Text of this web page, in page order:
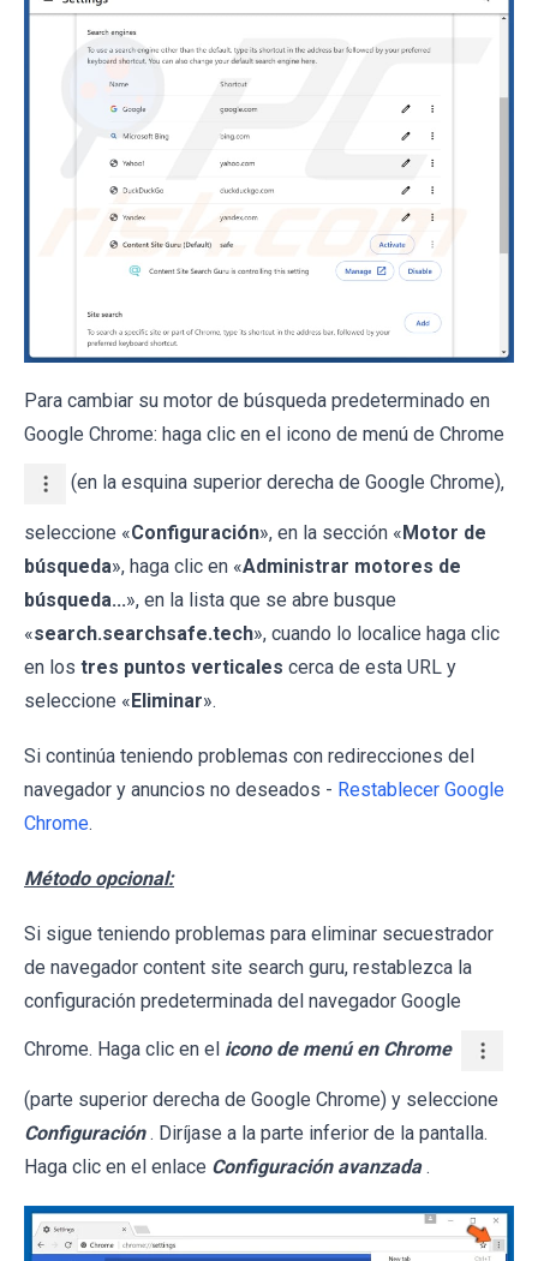
Para cambiar su motor de búsqueda predeterminado en
Google Chrome: haga clic en el icono de menú de Chrome
(en la esquina superior derecha de Google Chrome),
seleccione «Configuración», en la sección «Motor de
búsqueda», haga clic en «Administrar motores de
búsqueda...», en la lista que se abre busque
«search.searchsafe.tech», cuando lo localice haga clic
en los tres puntos verticales cerca de esta URL y
seleccione «Eliminar».
Si continúa teniendo problemas con redirecciones del
navegador y anuncios no deseados - Restablecer Google
Chrome.
Método opcional:
Si sigue teniendo problemas para eliminar secuestrador
de navegador content site search guru, restablezca la
configuración predeterminada del navegador Google
Chrome. Haga clic en el icono de menú en Chrome
(parte superior derecha de Google Chrome) y seleccione
Configuración . Diríjase a la parte inferior de la pantalla.
Haga clic en el enlace Configuración avanzada .